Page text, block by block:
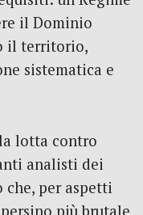
il Dominio
il territorio,
sistematica e
lotta contro
analisti dei
per aspetti
più brutale